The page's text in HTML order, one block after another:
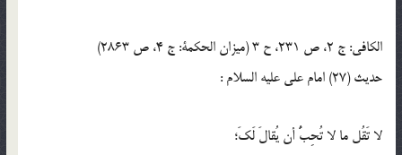
الكافي: ج 2، ص 231، ح 3 (ميزان الحكمة: ج 4، ص 2863)
حدیث (27) امام علی عليه‏ السلام :
لا تَقُل ما لا تُحِبُّ أن يُقالَ لَكَ؛